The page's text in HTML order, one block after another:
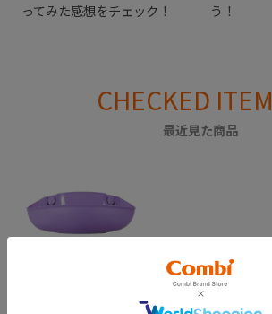
ってみた感想をチェック！
う！
CHECKED ITEM
最近見た商品